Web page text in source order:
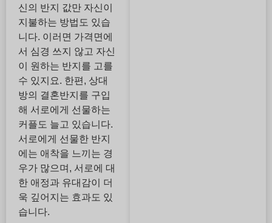
신의 반지 값만 자신이
지불하는 방법도 있습
니다. 이러면 가격면에
서 심경 쓰지 않고 자신
이 원하는 반지를 고를
수 있지요. 한편, 상대
방의 결혼반지를 구입
해 서로에게 선물하는
커플도 늘고 있습니다.
서로에게 선물한 반지
에는 애착을 느끼는 경
우가 많으며, 서로에 대
한 애정과 유대감이 더
욱 깊어지는 효과도 있
습니다.